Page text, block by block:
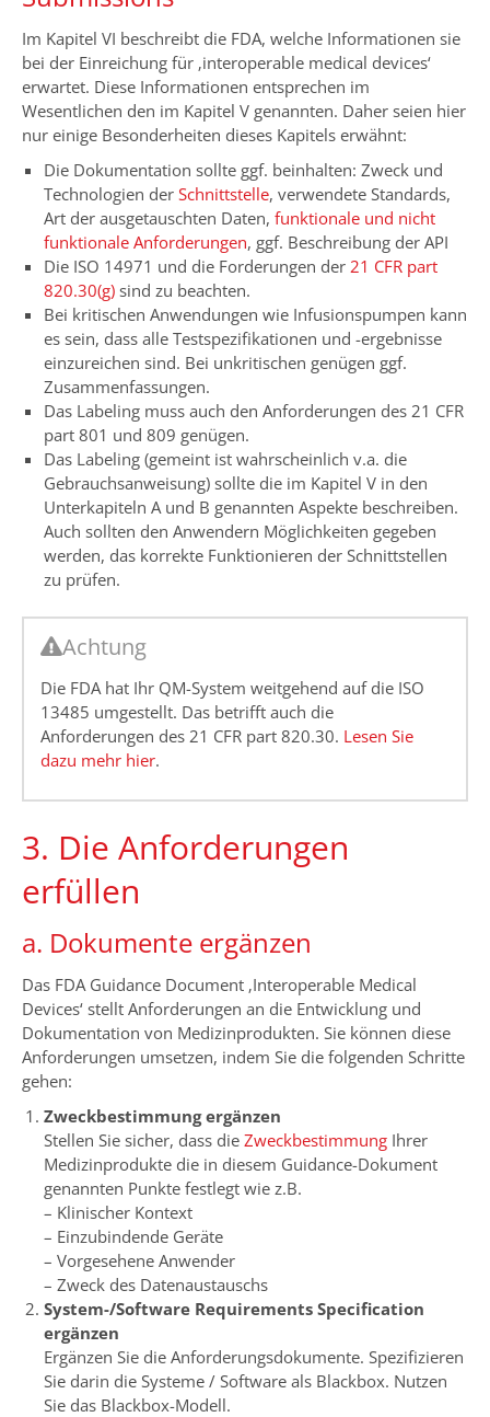
Im Kapitel VI beschreibt die FDA, welche Informationen sie
bei der Einreichung für ‚interoperable medical devices‘
erwartet. Diese Informationen entsprechen im
Wesentlichen den im Kapitel V genannten. Daher seien hier
nur einige Besonderheiten dieses Kapitels erwähnt:
Die Dokumentation sollte ggf. beinhalten: Zweck und
Technologien der Schnittstelle, verwendete Standards,
Art der ausgetauschten Daten, funktionale und nicht
funktionale Anforderungen, ggf. Beschreibung der API
Die ISO 14971 und die Forderungen der 21 CFR part
820.30(g) sind zu beachten.
Bei kritischen Anwendungen wie Infusionspumpen kann
es sein, dass alle Testspezifikationen und -ergebnisse
einzureichen sind. Bei unkritischen genügen ggf.
Zusammenfassungen.
Das Labeling muss auch den Anforderungen des 21 CFR
part 801 und 809 genügen.
Das Labeling (gemeint ist wahrscheinlich v.a. die
Gebrauchsanweisung) sollte die im Kapitel V in den
Unterkapiteln A und B genannten Aspekte beschreiben.
Auch sollten den Anwendern Möglichkeiten gegeben
werden, das korrekte Funktionieren der Schnittstellen
zu prüfen.
Achtung
Die FDA hat Ihr QM-System weitgehend auf die ISO
13485 umgestellt. Das betrifft auch die
Anforderungen des 21 CFR part 820.30. Lesen Sie
dazu mehr hier.
3. Die Anforderungen
erfüllen
a. Dokumente ergänzen
Das FDA Guidance Document ‚Interoperable Medical
Devices‘ stellt Anforderungen an die Entwicklung und
Dokumentation von Medizinprodukten. Sie können diese
Anforderungen umsetzen, indem Sie die folgenden Schritte
gehen:
Zweckbestimmung ergänzen
Stellen Sie sicher, dass die Zweckbestimmung Ihrer
Medizinprodukte die in diesem Guidance-Dokument
genannten Punkte festlegt wie z.B.
– Klinischer Kontext
– Einzubindende Geräte
– Vorgesehene Anwender
– Zweck des Datenaustauschs
System-/Software Requirements Specification
ergänzen
Ergänzen Sie die Anforderungsdokumente. Spezifizieren
Sie darin die Systeme / Software als Blackbox. Nutzen
Sie das Blackbox-Modell.